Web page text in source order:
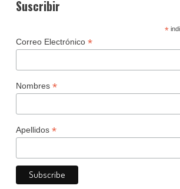
Suscribir
*
Correo Electrónico *
Nombres *
Apellidos *